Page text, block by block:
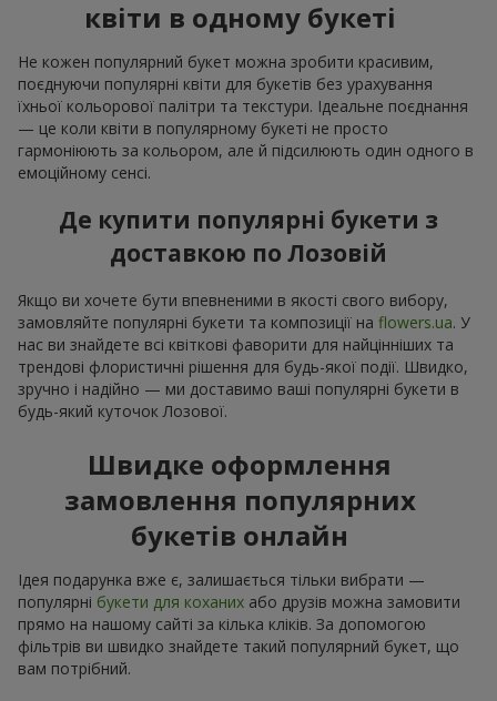
квіти в одному букеті
Не кожен популярний букет можна зробити красивим,
поєднуючи популярні квіти для букетів без урахування
їхньої кольорової палітри та текстури. Ідеальне поєднання
— це коли квіти в популярному букеті не просто
гармоніюють за кольором, але й підсилюють один одного в
емоційному сенсі.
Де купити популярні букети з
доставкою по Лозовій
Якщо ви хочете бути впевненими в якості свого вибору,
замовляйте популярні букети та композиції на flowers.ua. У
нас ви знайдете всі квіткові фаворити для найцінніших та
трендові флористичні рішення для будь-якої події. Швидко,
зручно і надійно — ми доставимо ваші популярні букети в
будь-який куточок Лозової.
Швидке оформлення
замовлення популярних
букетів онлайн
Ідея подарунка вже є, залишається тільки вибрати —
популярні букети для коханих або друзів можна замовити
прямо на нашому сайті за кілька кліків. За допомогою
фільтрів ви швидко знайдете такий популярний букет, що
вам потрібний.